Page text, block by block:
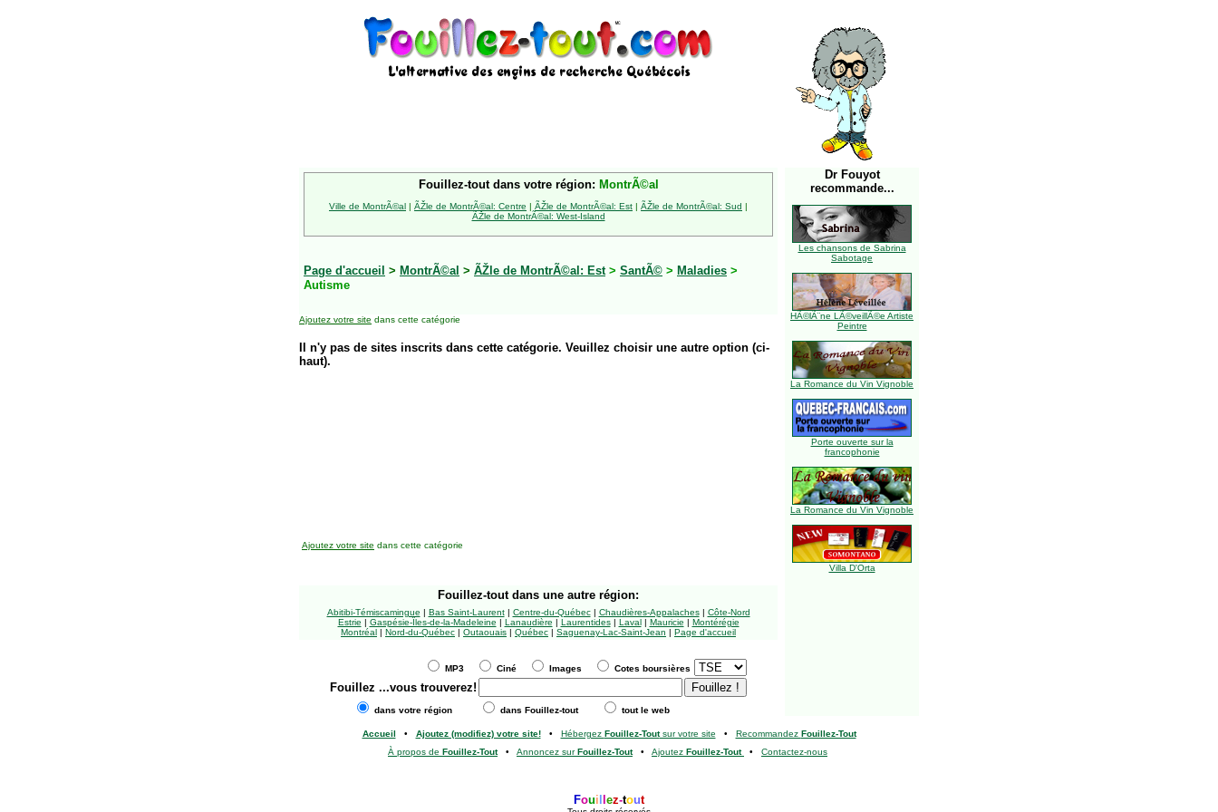
Fouillez-tout dans votre région: MontrÃ©al
Ville de MontrÃ©al | ÃŽle de MontrÃ©al: Centre | ÃŽle de MontrÃ©al: Est | ÃŽle de MontrÃ©al: Sud |
ÃŽle de MontrÃ©al: West-Island
Page d'accueil > MontrÃ©al > ÃŽle de MontrÃ©al: Est > SantÃ© > Maladies >
Autisme
Ajoutez votre site dans cette catégorie
Il n'y pas de sites inscrits dans cette catégorie. Veuillez choisir une autre option (ci-
haut).
Dr Fouyot
recommande...
Les chansons de Sabrina
Sabotage
HÃ©lÃ¨ne LÃ©veillÃ©e Artiste
Peintre
La Romance du Vin Vignoble
Porte ouverte sur la
francophonie
La Romance du Vin Vignoble
Villa D'Orta
Ajoutez votre site dans cette catégorie
Fouillez-tout dans une autre région:
Abitibi-Témiscamingue | Bas Saint-Laurent| Centre-du-Québec| Chaudières-Appalaches| Côte-Nord
Estrie | Gaspésie-Îles-de-la-Madeleine | Lanaudière | Laurentides| Laval| Mauricie | Montérégie
Montréal | Nord-du-Québec | Outaouais | Québec | Saguenay-Lac-Saint-Jean | Page d'accueil
MP3 Ciné Images Cotes boursières
Fouillez ...vous trouverez!
dans votre région dans Fouillez-tout tout le web
Accueil • Ajoutez (modifiez) votre site!• Hébergez Fouillez-Toutsur votre site • Recommandez Fouillez-Tout
À propos de Fouillez-Tout• Annoncez surFouillez-Tout• Ajoutez Fouillez-Tout • Contactez-nous
Foui ez-tout